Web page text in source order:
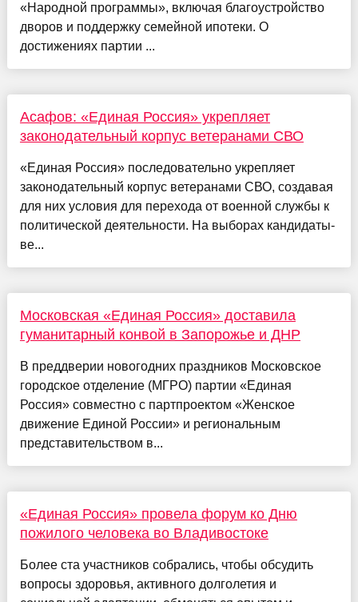
«Народной программы», включая благоустройство
дворов и поддержку семейной ипотеки. О
достижениях партии ...
Асафов: «Единая Россия» укрепляет
законодательный корпус ветеранами СВО
«Единая Россия» последовательно укрепляет
законодательный корпус ветеранами СВО, создавая
для них условия для перехода от военной службы к
политической деятельности. На выборах кандидаты-
ве...
Московская «Единая Россия» доставила
гуманитарный конвой в Запорожье и ДНР
В преддверии новогодних праздников Московское
городское отделение (МГРО) партии «Единая
Россия» совместно с партпроектом «Женское
движение Единой России» и региональным
представительством в...
«Единая Россия» провела форум ко Дню
пожилого человека во Владивостоке
Более ста участников собрались, чтобы обсудить
вопросы здоровья, активного долголетия и